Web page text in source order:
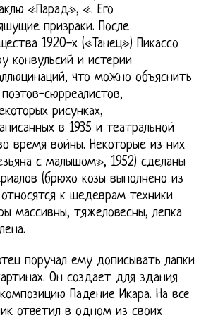
«Парад», «. Его
призраки. После
1920-х («Танец») Пикассо
конвульсий и истерии
что можно объяснить
сюрреалистов,
рисунках,
в 1935 и театральной
время войны. Некоторые из них
с малышом», 1952) сделаны
(брюхо козы выполнено из
к шедеврам техники
массивны, тяжеловесны, лепка
поручал ему дописывать лапки
Он создает для здания
Падение Икара. На все
ответил в одном из своих